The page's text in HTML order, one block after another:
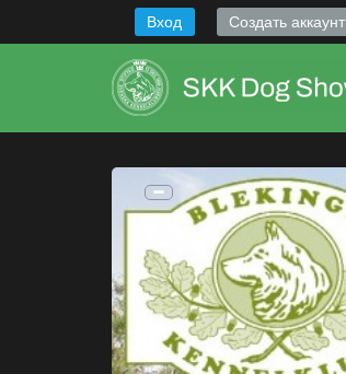
Вход Создать аккаунт